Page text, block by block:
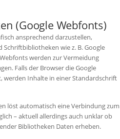
(Google Webfonts)
ansprechend darzustellen,
wie z. B. Google
werden zur Vermeidung
Falls der Browser die Google
Inhalte in einer Standardschrift
löst automatisch eine Verbindung zum
– aktuell allerdings auch unklar ob
Bibliotheken Daten erheben.